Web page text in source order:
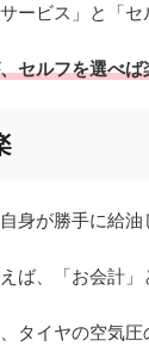
ービス」と「セ
セルフを選べば
身が勝手に給
ば、「お会計
タイヤの空気